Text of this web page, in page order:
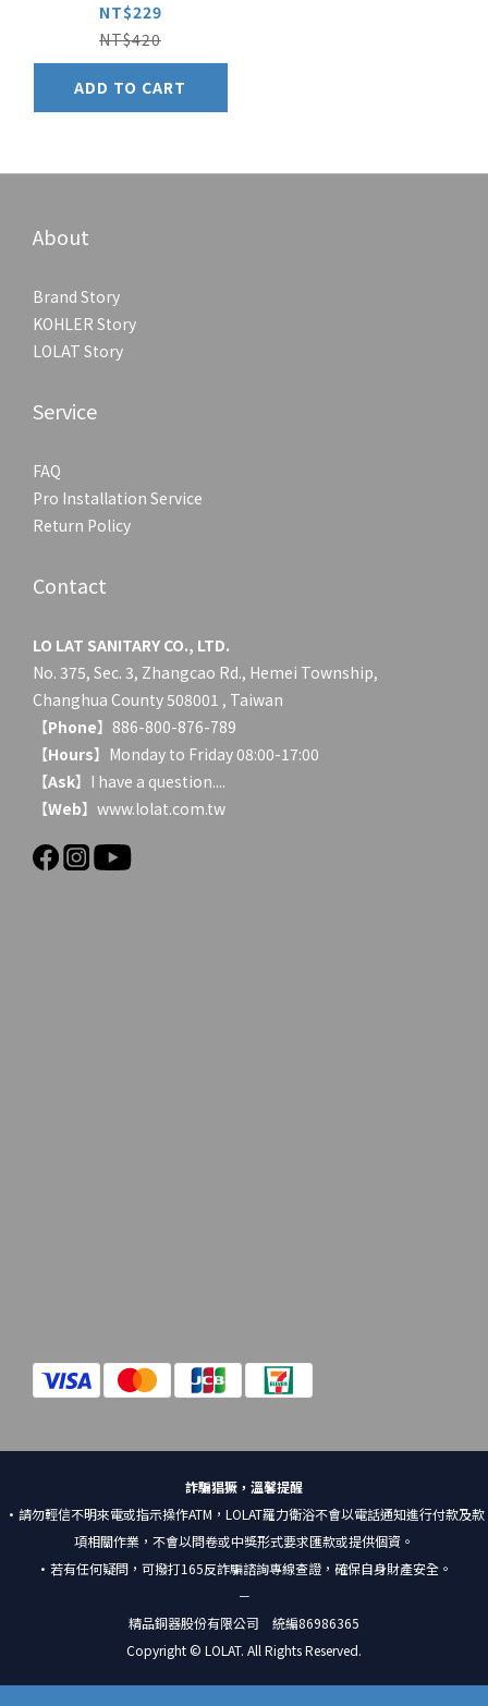
NT$229
NT$420
ADD TO CART
About
Brand Story
KOHLER Story
LOLAT Story
Service
FAQ
Pro Installation Service
Return Policy
Contact
LO LAT SANITARY CO., LTD.
No. 375, Sec. 3, Zhangcao Rd., Hemei Township,
Changhua County 508001 , Taiwan
【Phone】886-800-876-789
【Hours】Monday to Friday 08:00-17:00
【Ask】 I have a question....
【Web】www.lolat.com.tw
詐騙猖獗，溫馨提醒
•請勿輕信不明來電或指示操作ATM，LOLAT羅力衛浴不會以電話通知進行付款及款
項相關作業，不會以問卷或中獎形式要求匯款或提供個資。
•若有任何疑問，可撥打165反詐騙諮詢專線查證，確保自身財產安全。
－
精品銅器股份有限公司 統編86986365
Copyright © LOLAT. All Rights Reserved.